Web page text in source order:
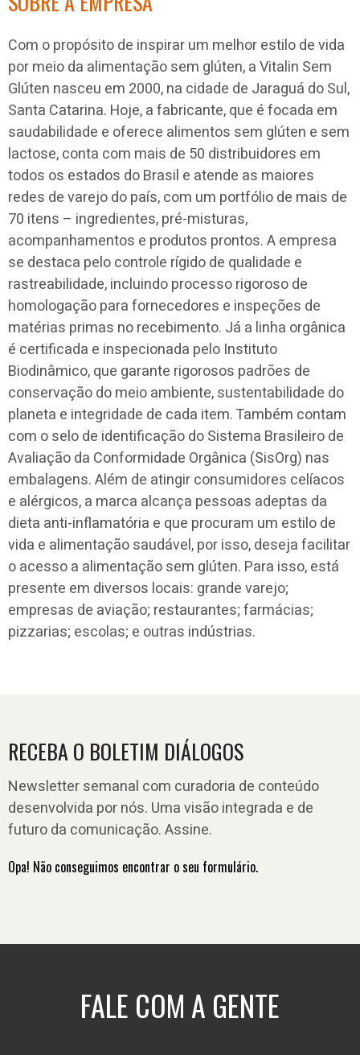
Com o propósito de inspirar um melhor estilo de vida
por meio da alimentação sem glúten, a Vitalin Sem
Glúten nasceu em 2000, na cidade de Jaraguá do Sul,
Santa Catarina. Hoje, a fabricante, que é focada em
saudabilidade e oferece alimentos sem glúten e sem
lactose, conta com mais de 50 distribuidores em
todos os estados do Brasil e atende as maiores
redes de varejo do país, com um portfólio de mais de
70 itens – ingredientes, pré-misturas,
acompanhamentos e produtos prontos. A empresa
se destaca pelo controle rígido de qualidade e
rastreabilidade, incluindo processo rigoroso de
homologação para fornecedores e inspeções de
matérias primas no recebimento. Já a linha orgânica
é certificada e inspecionada pelo Instituto
Biodinâmico, que garante rigorosos padrões de
conservação do meio ambiente, sustentabilidade do
planeta e integridade de cada item. Também contam
com o selo de identificação do Sistema Brasileiro de
Avaliação da Conformidade Orgânica (SisOrg) nas
embalagens. Além de atingir consumidores celíacos
e alérgicos, a marca alcança pessoas adeptas da
dieta anti-inflamatória e que procuram um estilo de
vida e alimentação saudável, por isso, deseja facilitar
o acesso a alimentação sem glúten. Para isso, está
presente em diversos locais: grande varejo;
empresas de aviação; restaurantes; farmácias;
pizzarias; escolas; e outras indústrias.
RECEBA O BOLETIM DIÁLOGOS
Newsletter semanal com curadoria de conteúdo
desenvolvida por nós. Uma visão integrada e de
futuro da comunicação. Assine.
Opa! Não conseguimos encontrar o seu formulário.
FALE COM A GENTE